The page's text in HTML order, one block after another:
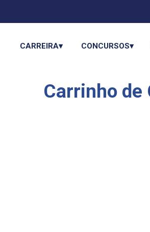
CARREIRA▾ CONCURSOS▾
Carrinho de